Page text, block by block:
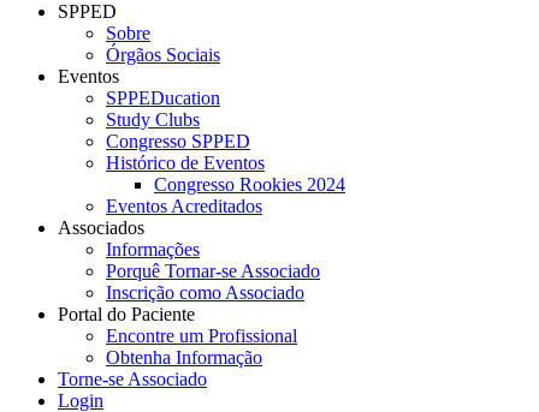
SPPED
Sobre
Órgãos Sociais
Eventos
SPPEDucation
Study Clubs
Congresso SPPED
Histórico de Eventos
Congresso Rookies 2024
Eventos Acreditados
Associados
Informações
Porquê Tornar-se Associado
Inscrição como Associado
Portal do Paciente
Encontre um Profissional
Obtenha Informação
Torne-se Associado
Login